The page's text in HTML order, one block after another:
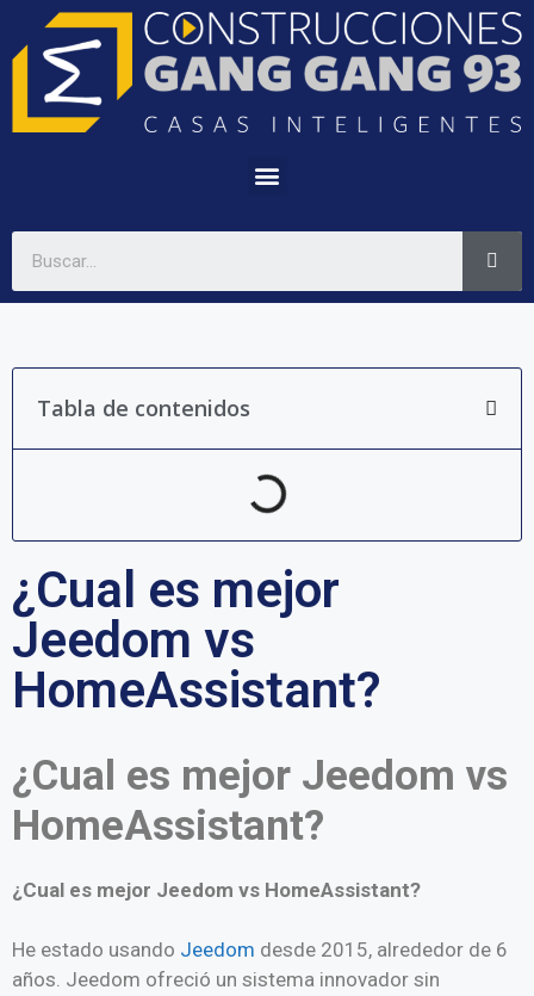
Tabla de contenidos
¿Cual es mejor
Jeedom vs
HomeAssistant?
¿Cual es mejor Jeedom vs
HomeAssistant?
¿Cual es mejor Jeedom vs HomeAssistant?
He estado usando Jeedom desde 2015, alrededor de 6
años. Jeedom ofreció un sistema innovador sin